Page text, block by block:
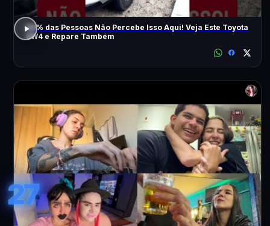
90% das Pessoas Não Percebe Isso Aqui! Veja Este Toyota
SW4 e Repare Também
27